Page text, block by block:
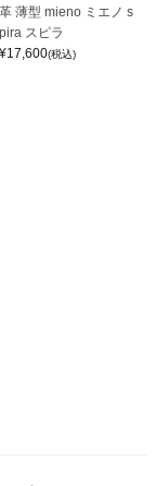
革 薄型 mieno ミエノ s
pira スピラ
¥17,600(税込)